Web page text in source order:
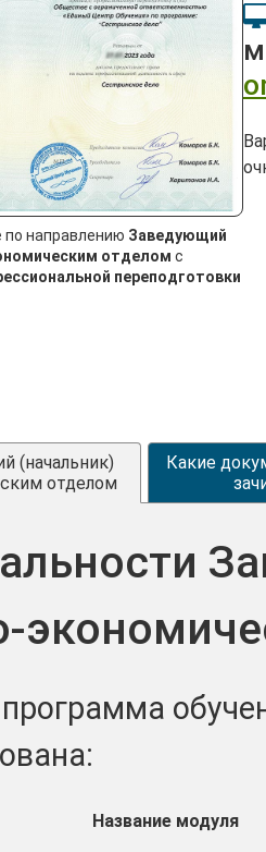
направлению Заведующий
отделом с
переподготовки
(начальник)
отделом
Какие
Название модуля